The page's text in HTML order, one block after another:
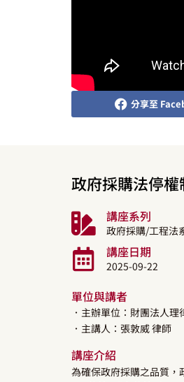
分享至
政府採購法停權
講座系列
政府採購/工程法
講座日期
2025-09-22
單位與講者
．主辦單位：財團法人
．主講人： 張敦威律師
講座介紹
為確保政府採購之品質